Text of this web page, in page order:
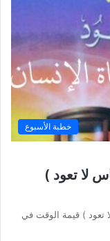
خطبة الأسبوع
لا تعود )
تعود ) قيمة الوقت في